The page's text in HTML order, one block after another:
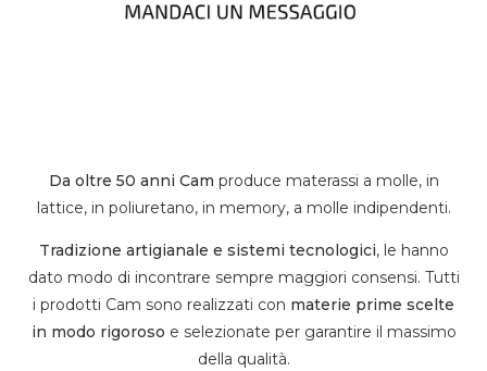
Da oltre 50 anni Cam produce materassi a molle, in
lattice, in poliuretano, in memory, a molle indipendenti.
Tradizione artigianale e sistemi tecnologici, le hanno
dato modo di incontrare sempre maggiori consensi. Tutti
i prodotti Cam sono realizzati con materie prime scelte
in modo rigoroso e selezionate per garantire il massimo
della qualità.